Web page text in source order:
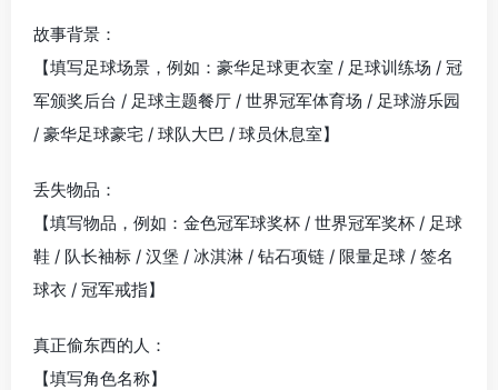
故事背景：
【填写足球场景，例如：豪华足球更衣室 / 足球训练场 / 冠
军颁奖后台 / 足球主题餐厅 / 世界冠军体育场 / 足球游乐园
/ 豪华足球豪宅 / 球队大巴 / 球员休息室】
丢失物品：
【填写物品，例如：金色冠军球奖杯 / 世界冠军奖杯 / 足球
鞋 / 队长袖标 / 汉堡 / 冰淇淋 / 钻石项链 / 限量足球 / 签名
球衣 / 冠军戒指】
真正偷东西的人：
【填写角色名称】